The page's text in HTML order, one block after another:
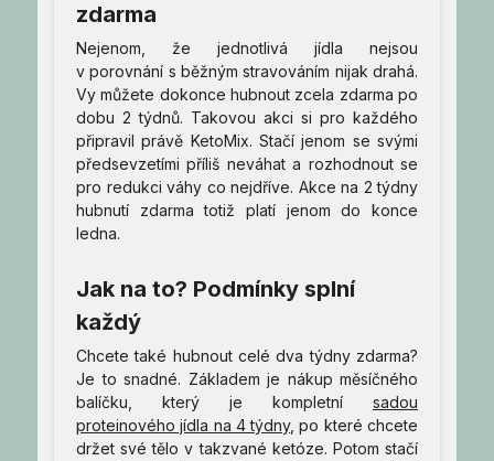
zdarma
Nejenom, že jednotlivá jídla nejsou
v porovnání s běžným stravováním nijak drahá.
Vy můžete dokonce hubnout zcela zdarma po
dobu 2 týdnů. Takovou akci si pro každého
připravil právě KetoMix. Stačí jenom se svými
předsevzetími příliš neváhat a rozhodnout se
pro redukci váhy co nejdříve. Akce na 2 týdny
hubnutí zdarma totiž platí jenom do konce
ledna.
Jak na to? Podmínky splní
každý
Chcete také hubnout celé dva týdny zdarma?
Je to snadné. Základem je nákup měsíčného
balíčku, který je kompletní sadou
proteinového jídla na 4 týdny, po které chcete
držet své tělo v takzvané ketóze. Potom stačí